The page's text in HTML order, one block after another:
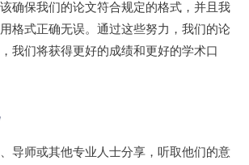
确保我们的论文符合规定的格式，并且我
格式正确无误。通过这些努力，我们的论
我们将获得更好的成绩和更好的学术口
导师或其他专业人士分享，听取他们的意